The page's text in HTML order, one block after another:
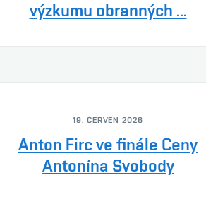
výzkumu obranných ...
19. ČERVEN 2026
Anton Firc ve finále Ceny
Antonína Svobody